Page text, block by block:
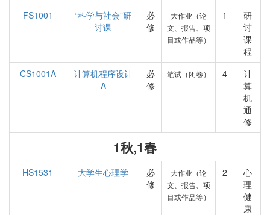
FS1001
“科学与社会”研
讨课
必
修
大作业（论
文、报告、项
目或作品等）
1
研
讨
课
程
CS1001A
计算机程序设计
A
必
修
笔试（闭卷） 4
计
算
机
通
修
1秋,1春
HS1531 大学生心理学
必
修
大作业（论
文、报告、项
目或作品等）
2
心
理
健
康